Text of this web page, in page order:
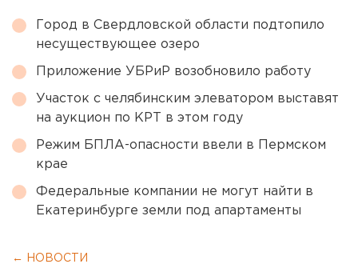
Город в Свердловской области подтопило
несуществующее озеро
Приложение УБРиР возобновило работу
Участок с челябинским элеватором выставят
на аукцион по КРТ в этом году
Режим БПЛА-опасности ввели в Пермском
крае
Федеральные компании не могут найти в
Екатеринбурге земли под апартаменты
← НОВОСТИ